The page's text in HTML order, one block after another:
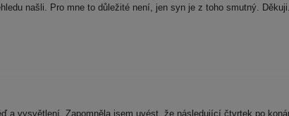
našli. Pro mne to důležité není, jen syn je z toho smutný.
a vysvětlení. Zapomněla jsem uvést, že následující čtvrtek po